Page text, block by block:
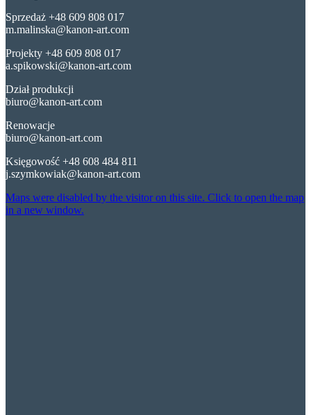
Sprzedaż +48 609 808 017
m.malinska@kanon-art.com
Projekty +48 609 808 017
a.spikowski@kanon-art.com
Dział produkcji
biuro@kanon-art.com
Renowacje
biuro@kanon-art.com
Księgowość +48 608 484 811
j.szymkowiak@kanon-art.com
Maps were disabled by the visitor on this site. Click to open the map
in a new window.